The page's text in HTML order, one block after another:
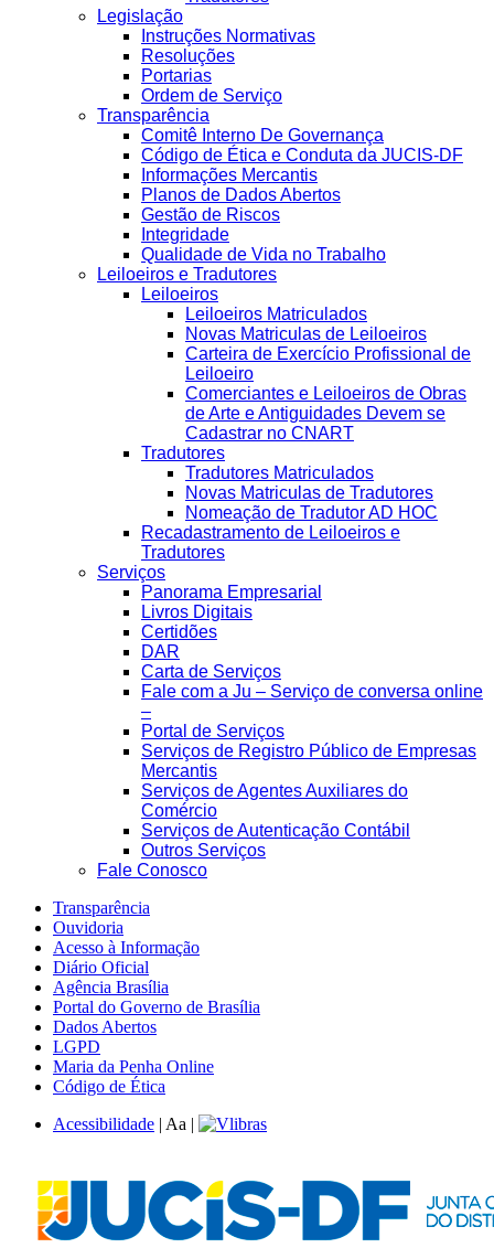
Legislação
Instruções Normativas
Resoluções
Portarias
Ordem de Serviço
Transparência
Comitê Interno De Governança
Código de Ética e Conduta da JUCIS-DF
Informações Mercantis
Planos de Dados Abertos
Gestão de Riscos
Integridade
Qualidade de Vida no Trabalho
Leiloeiros e Tradutores
Leiloeiros
Leiloeiros Matriculados
Novas Matriculas de Leiloeiros
Carteira de Exercício Profissional de
Leiloeiro
Comerciantes e Leiloeiros de Obras
de Arte e Antiguidades Devem se
Cadastrar no CNART
Tradutores
Tradutores Matriculados
Novas Matriculas de Tradutores
Nomeação de Tradutor AD HOC
Recadastramento de Leiloeiros e
Tradutores
Serviços
Panorama Empresarial
Livros Digitais
Certidões
DAR
Carta de Serviços
Fale com a Ju – Serviço de conversa online
–
Portal de Serviços
Serviços de Registro Público de Empresas
Mercantis
Serviços de Agentes Auxiliares do
Comércio
Serviços de Autenticação Contábil
Outros Serviços
Fale Conosco
Transparência
Ouvidoria
Acesso à Informação
Diário Oficial
Agência Brasília
Portal do Governo de Brasília
Dados Abertos
LGPD
Maria da Penha Online
Código de Ética
Acessibilidade | Aa |